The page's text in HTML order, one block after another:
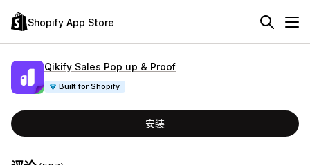
Shopify App Store
Qikify Sales Pop up & Proof
Built for Shopify
安装